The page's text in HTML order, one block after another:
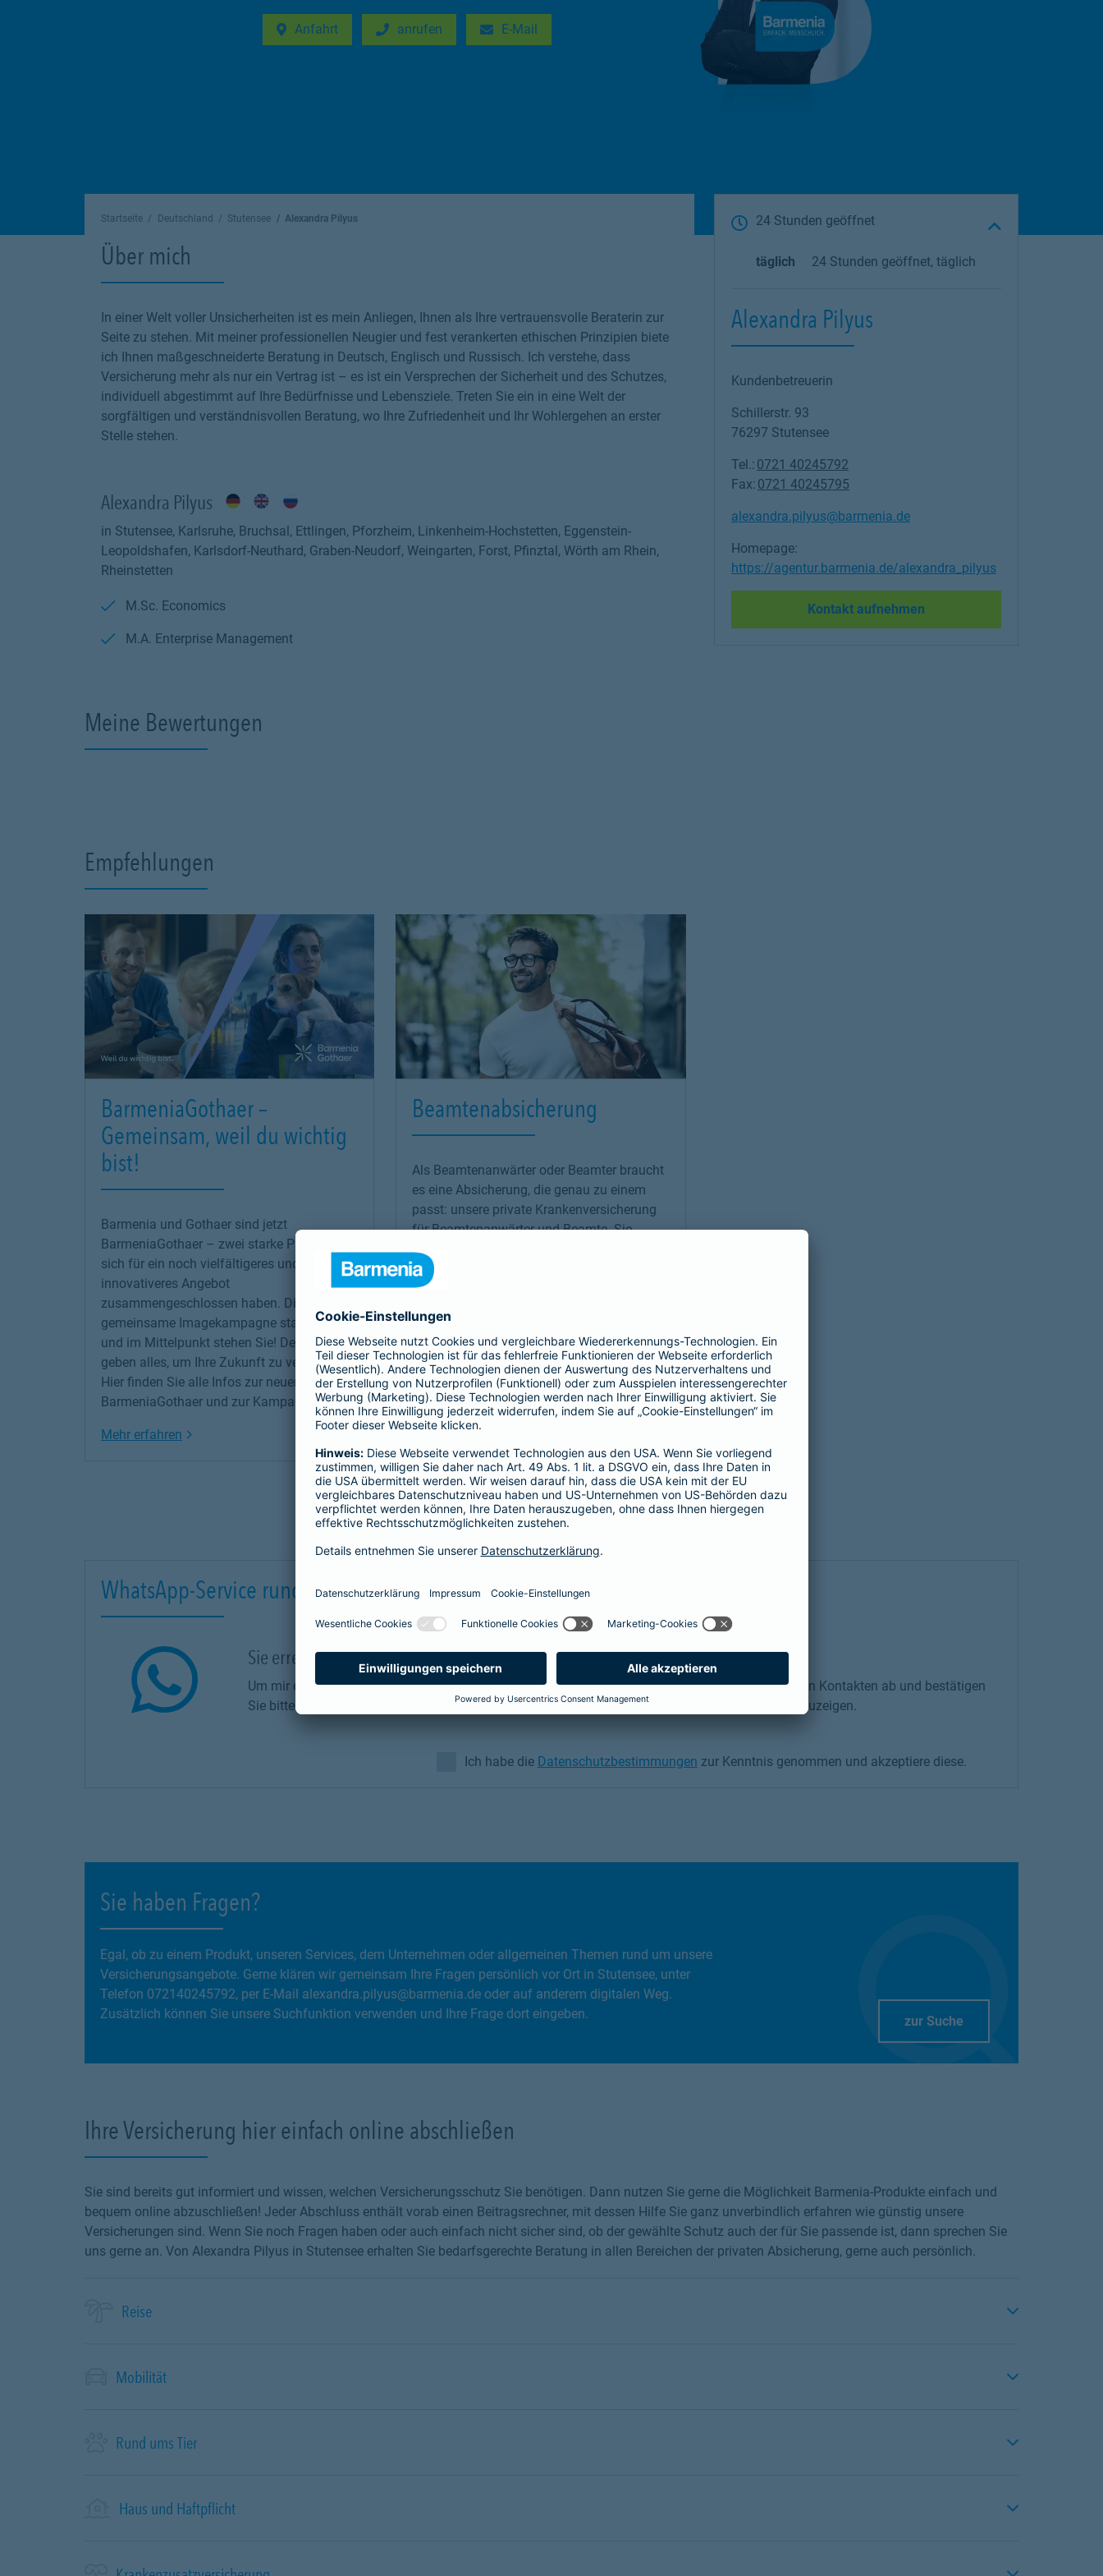
Anfahrt
Link Opens in New Tabanrufen E-Mail
Link Opens in New Tab
Startseite Deutschland Stutensee Alexandra Pilyus
Über mich
In einer Welt voller Unsicherheiten ist es mein Anliegen, Ihnen als Ihre vertrauensvolle Beraterin zur
Seite zu stehen. Mit meiner professionellen Neugier und fest verankerten ethischen Prinzipien biete
ich Ihnen maßgeschneiderte Beratung in Deutsch, Englisch und Russisch. Ich verstehe, dass
Versicherung mehr als nur ein Vertrag ist – es ist ein Versprechen der Sicherheit und des Schutzes,
individuell abgestimmt auf Ihre Bedürfnisse und Lebensziele. Treten Sie ein in eine Welt der
sorgfältigen und verständnisvollen Beratung, wo Ihre Zufriedenheit und Ihr Wohlergehen an erster
Stelle stehen.
Alexandra Pilyus
in Stutensee, Karlsruhe, Bruchsal, Ettlingen, Pforzheim, Linkenheim-Hochstetten, Eggenstein-
Leopoldshafen, Karlsdorf-Neuthard, Graben-Neudorf, Weingarten, Forst, Pfinztal, Wörth am Rhein,
Rheinstetten
M.Sc. Economics
M.A. Enterprise Management
24 Stunden geöffnet
täglich 24 Stunden geöffnet, täglich
Alexandra Pilyus
Kundenbetreuerin
Schillerstr. 93
76297 Stutensee
Tel.: 0721 40245792
Fax: 0721 40245795
alexandra.pilyus@barmenia.de
Homepage:
https://agentur.barmenia.de/alexandra_pilyus
Kontakt aufnehmenLink Opens in New Tab
Meine Bewertungen
Empfehlungen
BarmeniaGothaer –
Gemeinsam, weil du wichtig
bist!
Barmenia und Gothaer sind jetzt
BarmeniaGothaer – zwei starke Partner, die
sich für ein noch vielfältigeres und
innovativeres Angebot
zusammengeschlossen haben. Die erste
gemeinsame Imagekampagne startet jetzt –
und im Mittelpunkt stehen Sie! Denn wir
geben alles, um Ihre Zukunft zu versichern!
Hier finden Sie alle Infos zur neuen
BarmeniaGothaer und zur Kampagne.
Mehr erfahren Link Opens in New Tab
Beamtenabsicherung
Als Beamtenanwärter oder Beamter braucht
es eine Absicherung, die genau zu einem
passt: unsere private Krankenversicherung
für Beamtenanwärter und Beamte. Sie
ergänzt den Schutz der individuellen Beihilfe
und passt sich mit optimalen Leistungen
genau an die Bedürfnisse an.
Mehr erfahren
WhatsApp-Service rund um Ihre Versicherung
Sie erreichen mich auch über WhatsApp
Um mir eine WhatsApp-Nachricht senden zu können, speichern Sie einfach die Nummer unter Ihren Kontakten ab und bestätigen
Sie bitte vorab die Datenschutzbestimmungen, um meine Nummer für den WhatsApp-Service anzuzeigen.
Ich habe die Datenschutzbestimmungen zur Kenntnis genommen und akzeptiere diese.
Ich habe die Datenschutzbestimmungen zur Kenntnis genommen und akzeptiere diese.
Sie haben Fragen?
Egal, ob zu einem Produkt, unseren Services, dem Unternehmen oder allgemeinen Themen rund um unsere
Versicherungsangebote. Gerne klären wir gemeinsam Ihre Fragen persönlich vor Ort in Stutensee, unter
Telefon 072140245792, per E-Mail alexandra.pilyus@barmenia.de oder auf anderem digitalen Weg.
Zusätzlich können Sie unsere Suchfunktion verwenden und Ihre Frage dort eingeben.
zur Suche
Ihre Versicherung hier einfach online abschließen
Sie sind bereits gut informiert und wissen, welchen Versicherungsschutz Sie benötigen. Dann nutzen Sie gerne die Möglichkeit Barmenia-Produkte einfach und
bequem online abzuschließen! Jeder Abschluss enthält vorab einen Beitragsrechner, mit dessen Hilfe Sie ganz unverbindlich erfahren wie günstig unsere
Versicherungen sind. Wenn Sie noch Fragen haben oder auch einfach nicht sicher sind, ob der gewählte Schutz auch der für Sie passende ist, dann sprechen Sie
uns gerne an. Von Alexandra Pilyus in Stutensee erhalten Sie bedarfsgerechte Beratung in allen Bereichen der privaten Absicherung, gerne auch persönlich.
Reise
Mobilität
Rund ums Tier
Haus und Haftpflicht